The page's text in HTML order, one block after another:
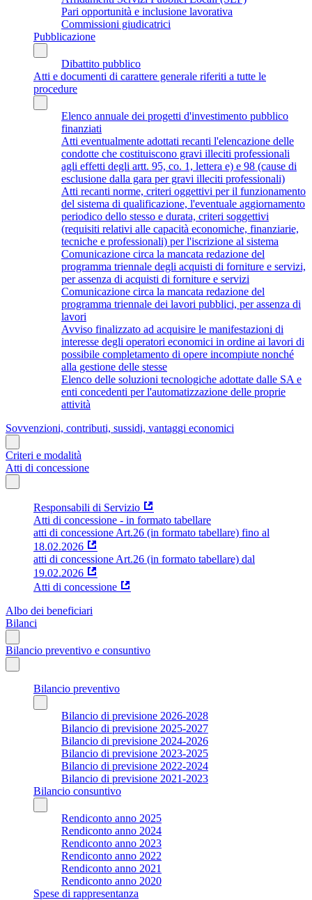
Pari opportunità e inclusione lavorativa
Commissioni giudicatrici
Pubblicazione
Dibattito pubblico
Atti e documenti di carattere generale riferiti a tutte le
procedure
Elenco annuale dei progetti d'investimento pubblico
finanziati
Atti eventualmente adottati recanti l'elencazione delle
condotte che costituiscono gravi illeciti professionali
agli effetti degli artt. 95, co. 1, lettera e) e 98 (cause di
esclusione dalla gara per gravi illeciti professionali)
Atti recanti norme, criteri oggettivi per il funzionamento
del sistema di qualificazione, l'eventuale aggiornamento
periodico dello stesso e durata, criteri soggettivi
(requisiti relativi alle capacità economiche, finanziarie,
tecniche e professionali) per l'iscrizione al sistema
Comunicazione circa la mancata redazione del
programma triennale degli acquisti di forniture e servizi,
per assenza di acquisti di forniture e servizi
Comunicazione circa la mancata redazione del
programma triennale dei lavori pubblici, per assenza di
lavori
Avviso finalizzato ad acquisire le manifestazioni di
interesse degli operatori economici in ordine ai lavori di
possibile completamento di opere incompiute nonché
alla gestione delle stesse
Elenco delle soluzioni tecnologiche adottate dalle SA e
enti concedenti per l'automatizzazione delle proprie
attività
Sovvenzioni, contributi, sussidi, vantaggi economici
Criteri e modalità
Atti di concessione
Responsabili di Servizio
Atti di concessione - in formato tabellare
atti di concessione Art.26 (in formato tabellare) fino al
18.02.2026
atti di concessione Art.26 (in formato tabellare) dal
19.02.2026
Atti di concessione
Albo dei beneficiari
Bilanci
Bilancio preventivo e consuntivo
Bilancio preventivo
Bilancio di previsione 2026-2028
Bilancio di previsione 2025-2027
Bilancio di previsione 2024-2026
Bilancio di previsione 2023-2025
Bilancio di previsione 2022-2024
Bilancio di previsione 2021-2023
Bilancio consuntivo
Rendiconto anno 2025
Rendiconto anno 2024
Rendiconto anno 2023
Rendiconto anno 2022
Rendiconto anno 2021
Rendiconto anno 2020
Spese di rappresentanza